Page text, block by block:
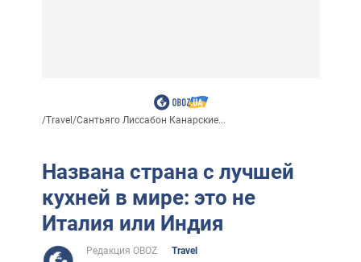
/Travel /Сантьяго Лиссабон Канарские...
Названа страна с лучшей
кухней в мире: это не
Италия или Индия
Редакция OBOZ
Travel